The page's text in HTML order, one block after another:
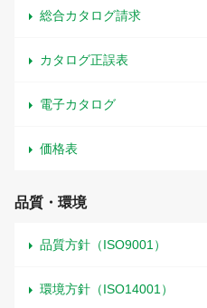
総合カタログ請求
カタログ正誤表
電子カタログ
価格表
品質・環境
品質方針（ISO9001）
環境方針（ISO14001）